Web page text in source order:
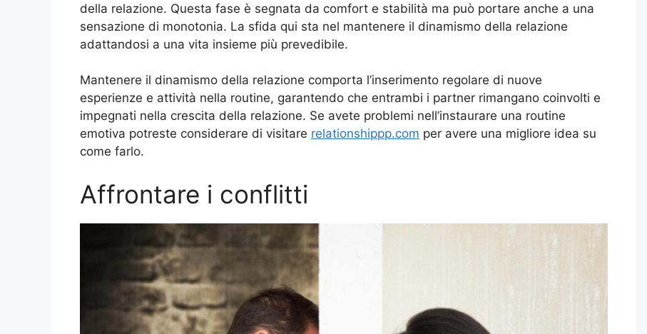
della relazione. Questa fase è segnata da comfort e stabilità ma può portare anche a una
sensazione di monotonia. La sfida qui sta nel mantenere il dinamismo della relazione
adattandosi a una vita insieme più prevedibile.
Mantenere il dinamismo della relazione comporta l’inserimento regolare di nuove
esperienze e attività nella routine, garantendo che entrambi i partner rimangano coinvolti e
impegnati nella crescita della relazione. Se avete problemi nell’instaurare una routine
emotiva potreste considerare di visitare relationshippp.com per avere una migliore idea su
come farlo.
Affrontare i conflitti